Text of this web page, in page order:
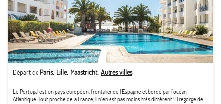
Départ de Paris Lille Maastricht Autres villes
Le Portugal est un pays européen, frontalier de l'Espagne et bordé par l'océan
Atlantique. Tout proche de la France, il n'en est pas moins très différent ! Il regorge de